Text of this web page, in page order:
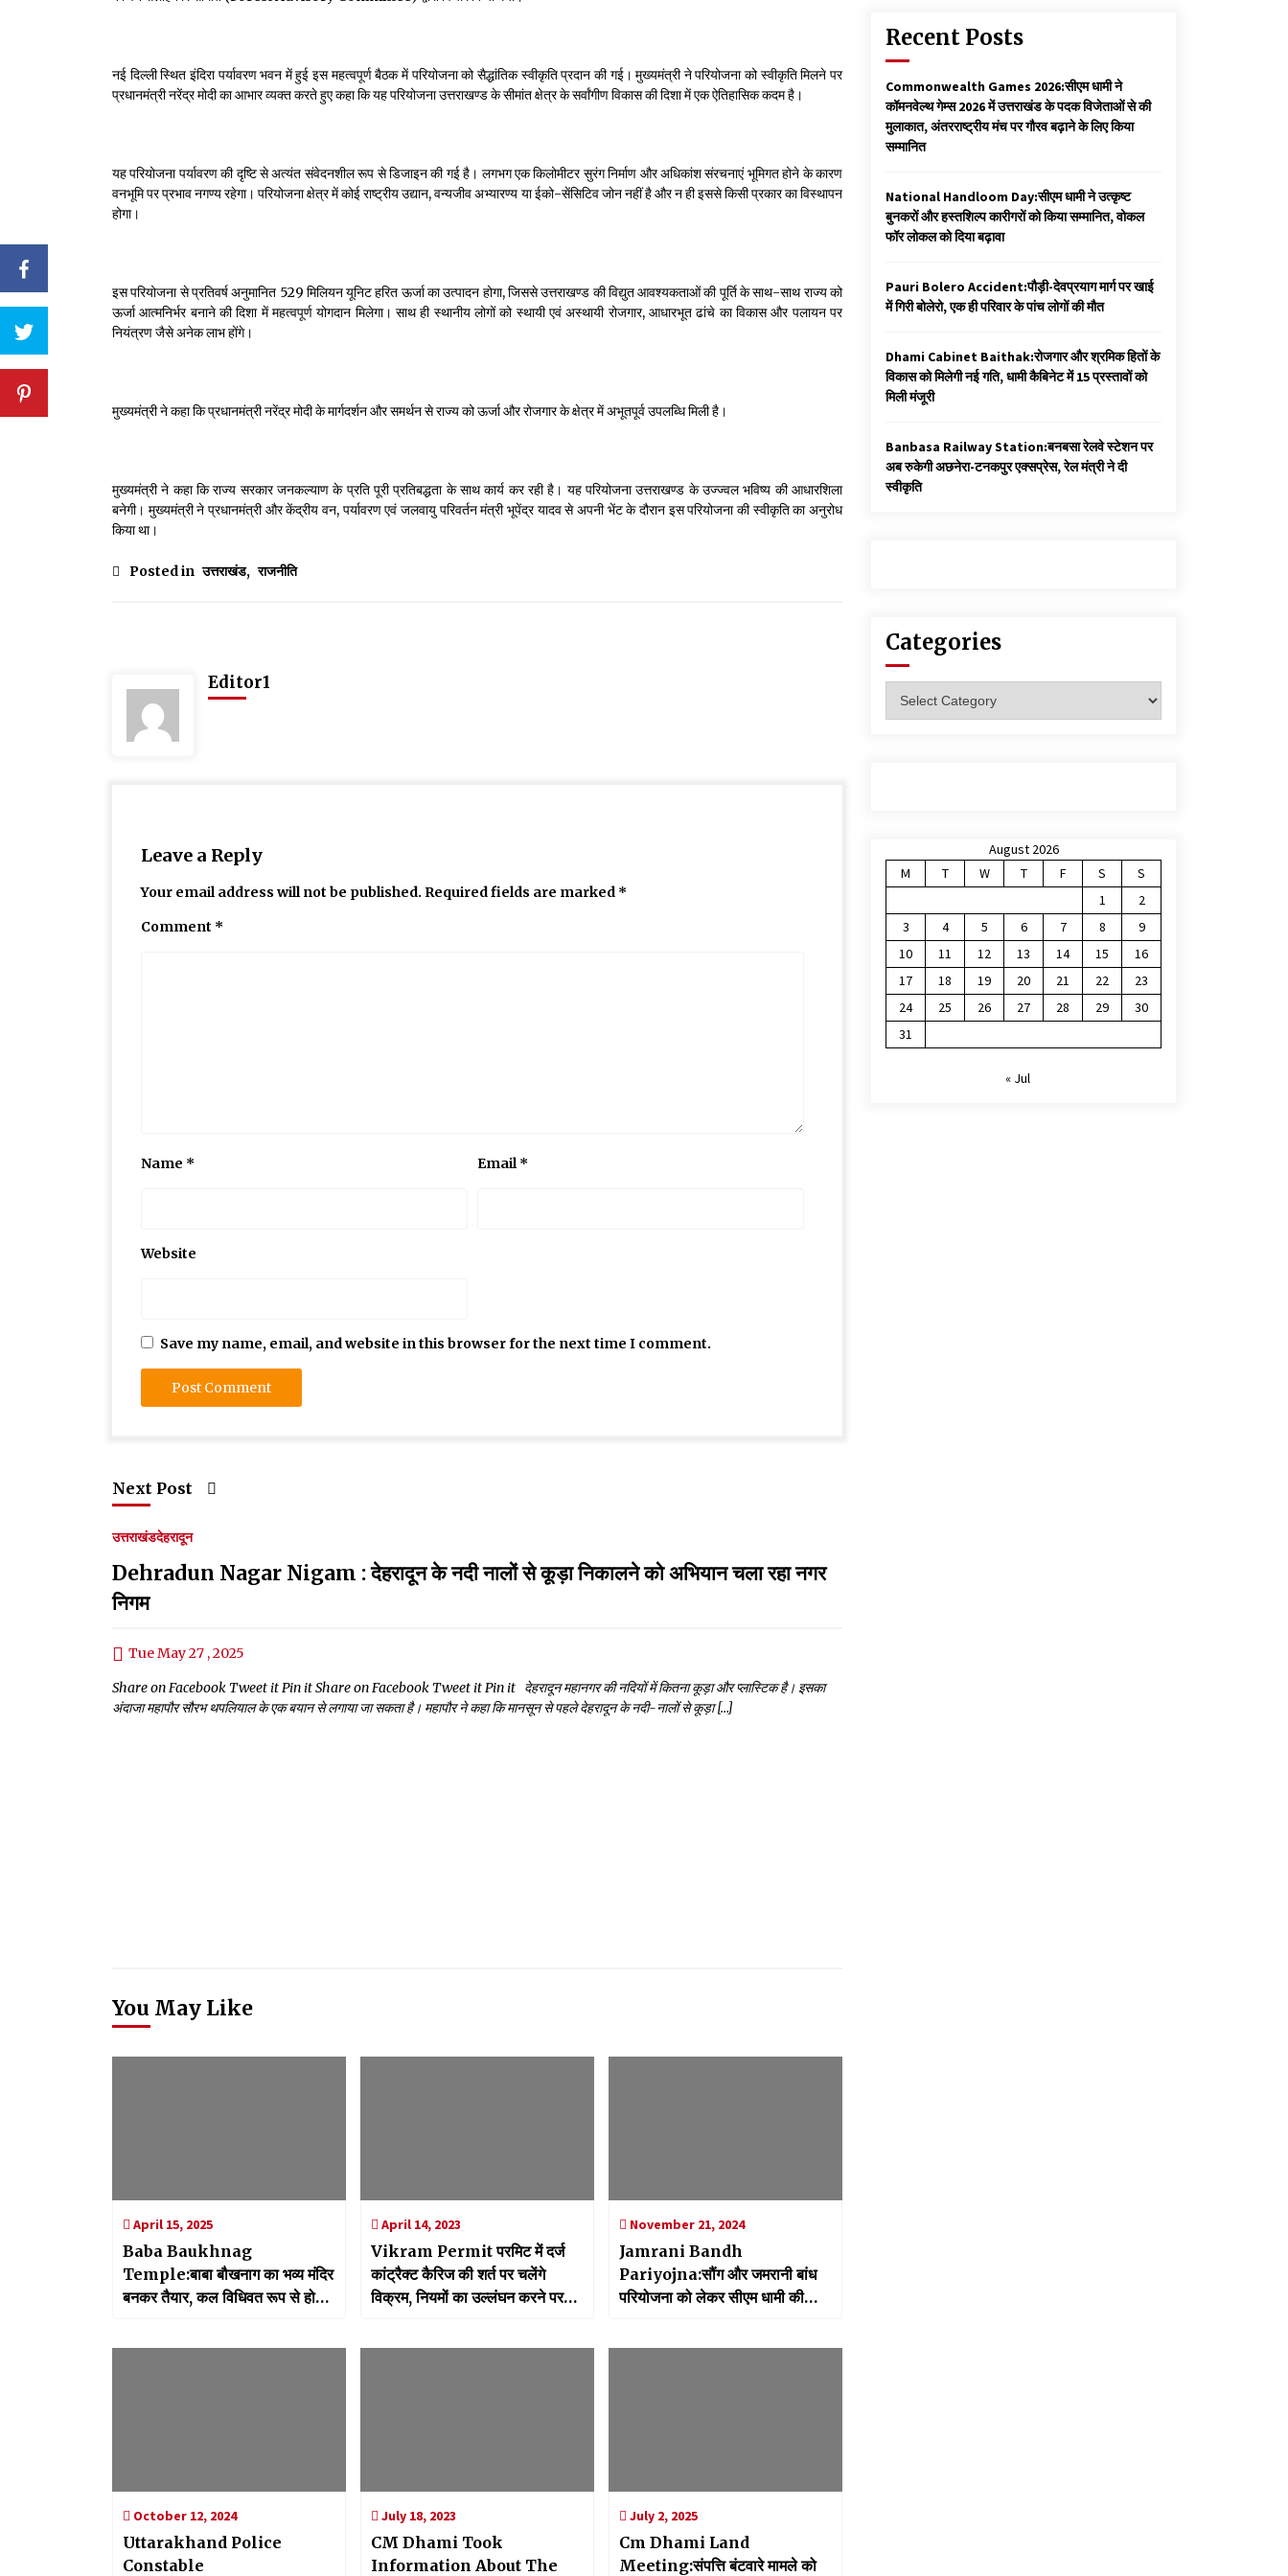
नई दिल्ली स्थित इंदिरा पर्यावरण भवन में हुई इस महत्वपूर्ण बैठक में परियोजना को सैद्धांतिक स्वीकृति प्रदान की गई। मुख्यमंत्री ने परियोजना को स्वीकृति मिलने पर
प्रधानमंत्री नरेंद्र मोदी का आभार व्यक्त करते हुए कहा कि यह परियोजना उत्तराखण्ड के सीमांत क्षेत्र के सर्वांगीण विकास की दिशा में एक ऐतिहासिक कदम है।
यह परियोजना पर्यावरण की दृष्टि से अत्यंत संवेदनशील रूप से डिजाइन की गई है। लगभग एक किलोमीटर सुरंग निर्माण और अधिकांश संरचनाएं भूमिगत होने के कारण
वनभूमि पर प्रभाव नगण्य रहेगा। परियोजना क्षेत्र में कोई राष्ट्रीय उद्यान, वन्यजीव अभ्यारण्य या ईको-सेंसिटिव जोन नहीं है और न ही इससे किसी प्रकार का विस्थापन
होगा।
इस परियोजना से प्रतिवर्ष अनुमानित 529 मिलियन यूनिट हरित ऊर्जा का उत्पादन होगा, जिससे उत्तराखण्ड की विद्युत आवश्यकताओं की पूर्ति के साथ-साथ राज्य को
ऊर्जा आत्मनिर्भर बनाने की दिशा में महत्वपूर्ण योगदान मिलेगा। साथ ही स्थानीय लोगों को स्थायी एवं अस्थायी रोजगार, आधारभूत ढांचे का विकास और पलायन पर
नियंत्रण जैसे अनेक लाभ होंगे।
मुख्यमंत्री ने कहा कि प्रधानमंत्री नरेंद्र मोदी के मार्गदर्शन और समर्थन से राज्य को ऊर्जा और रोजगार के क्षेत्र में अभूतपूर्व उपलब्धि मिली है।
मुख्यमंत्री ने कहा कि राज्य सरकार जनकल्याण के प्रति पूरी प्रतिबद्धता के साथ कार्य कर रही है। यह परियोजना उत्तराखण्ड के उज्ज्वल भविष्य की आधारशिला
बनेगी। मुख्यमंत्री ने प्रधानमंत्री और केंद्रीय वन, पर्यावरण एवं जलवायु परिवर्तन मंत्री भूपेंद्र यादव से अपनी भेंट के दौरान इस परियोजना की स्वीकृति का अनुरोध
किया था।
Posted in उत्तराखंड, राजनीति
Editor1
Leave a Reply
Your email address will not be published. Required fields are marked *
Comment *
Name * Email*
Website
Save my name, email, and website in this browser for the next time I comment.
Next Post
उत्तराखंडदेहरादून
Dehradun Nagar Nigam : देहरादून के नदी नालों से कूड़ा निकालने को अभियान चला रहा नगर
निगम
Tue May 27 , 2025
Share on Facebook Tweet it Pin it Share on Facebook Tweet it Pin it देहरादून महानगर की नदियों में कितना कूड़ा और प्लास्टिक है। इसका
अंदाजा महापौर सौरभ थपलियाल के एक बयान से लगाया जा सकता है। महापौर ने कहा कि मानसून से पहले देहरादून के नदी-नालों से कूड़ा […]
You May Like
April 15, 2025
Baba Baukhnag
Temple:बाबा बौखनाग का भव्य मंदिर
बनकर तैयार, कल विधिवत रूप से होगी
April 14, 2023
Vikram Permit परमिट में दर्ज
कांट्रैक्ट कैरिज की शर्त पर चलेंगे
विक्रम, नियमों का उल्लंघन करने पर
November 21, 2024
Jamrani Bandh
Pariyojna:सौंग और जमरानी बांध
परियोजना को लेकर सीएम धामी की
October 12, 2024
Uttarakhand Police
Constable
July 18, 2023
CM Dhami Took
Information About The
July 2, 2025
Cm Dhami Land
Meeting:संपत्ति बंटवारे मामले को
Recent Posts
Commonwealth Games 2026:सीएम धामी ने
कॉमनवेल्थ गेम्स 2026 में उत्तराखंड के पदक विजेताओं से की
मुलाकात, अंतरराष्ट्रीय मंच पर गौरव बढ़ाने के लिए किया
सम्मानित
National Handloom Day:सीएम धामी ने उत्कृष्ट
बुनकरों और हस्तशिल्प कारीगरों को किया सम्मानित, वोकल
फॉर लोकल को दिया बढ़ावा
Pauri Bolero Accident:पौड़ी-देवप्रयाग मार्ग पर खाई
में गिरी बोलेरो, एक ही परिवार के पांच लोगों की मौत
Dhami Cabinet Baithak:रोजगार और श्रमिक हितों के
विकास को मिलेगी नई गति, धामी कैबिनेट में 15 प्रस्तावों को
मिली मंजूरी
Banbasa Railway Station:बनबसा रेलवे स्टेशन पर
अब रुकेगी अछनेरा-टनकपुर एक्सप्रेस, रेल मंत्री ने दी
स्वीकृति
Categories
August 2026
M
T W T F S
S
1
2
3
4 5 6 7 8
9
10
11 12 13 14 15
16
17
18 19 20 21 22
23
24
25 26 27 28 29
30
31
« Jul